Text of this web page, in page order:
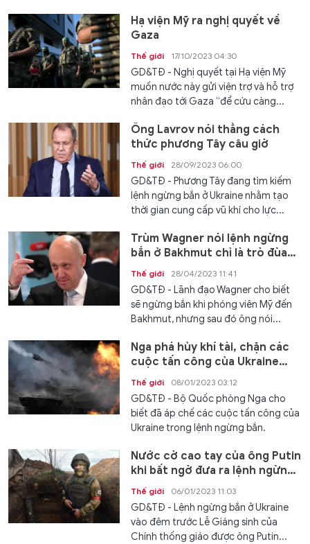
Hạ viện Mỹ ra nghị quyết về
Gaza
Thế giới 17/10/2023 04:30
GD&TĐ - Nghị quyết tại Hạ viện Mỹ
muốn nước này gửi viện trợ và hỗ trợ
nhân đạo tới Gaza “để cứu càng...
Ông Lavrov nói thẳng cách
thức phương Tây câu giờ
Thế giới 28/09/2023 06:00
GD&TĐ - Phương Tây đang tìm kiếm
lệnh ngừng bắn ở Ukraine nhằm tạo
thời gian cung cấp vũ khí cho lực...
Trùm Wagner nói lệnh ngừng
bắn ở Bakhmut chỉ là trò đùa
quân sự
Thế giới 28/04/2023 11:41
GD&TĐ - Lãnh đạo Wagner cho biết
sẽ ngừng bắn khi phóng viên Mỹ đến
Bakhmut, nhưng sau đó ông nói...
Nga phá hủy khí tài, chặn các
cuộc tấn công của Ukraine
trong lệnh ngừng bắn
Thế giới 08/01/2023 03:12
GD&TĐ - Bộ Quốc phòng Nga cho
biết đã áp chế các cuộc tấn công của
Ukraine trong lệnh ngừng bắn.
Nước cờ cao tay của ông Putin
khi bất ngờ đưa ra lệnh ngừng
bắn?
Thế giới 06/01/2023 11:03
GD&TĐ - Lệnh ngừng bắn ở Ukraine
vào đêm trước Lễ Giáng sinh của
Chính thống giáo được ông Putin...